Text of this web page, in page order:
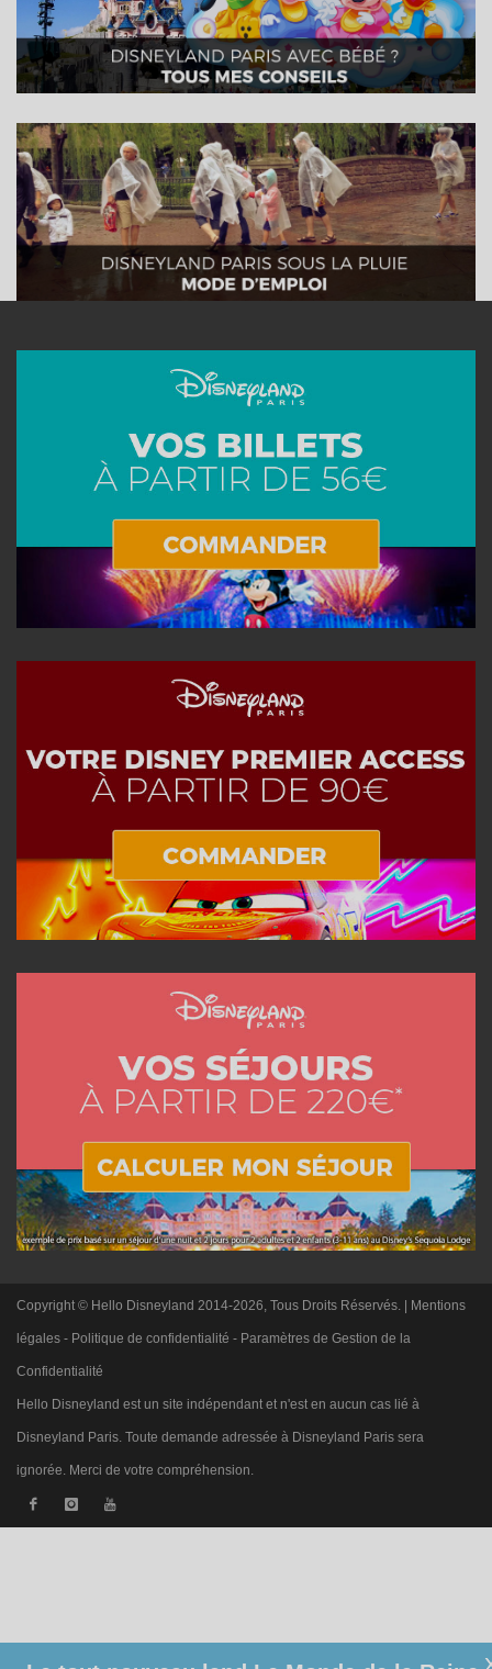
Copyright © Hello Disneyland 2014-2026, Tous Droits Réservés. | Mentions
légales - Politique de confidentialité - Paramètres de Gestion de la
Confidentialité
Hello Disneyland est un site indépendant et n'est en aucun cas lié à
Disneyland Paris. Toute demande adressée à Disneyland Paris sera
ignorée. Merci de votre compréhension.